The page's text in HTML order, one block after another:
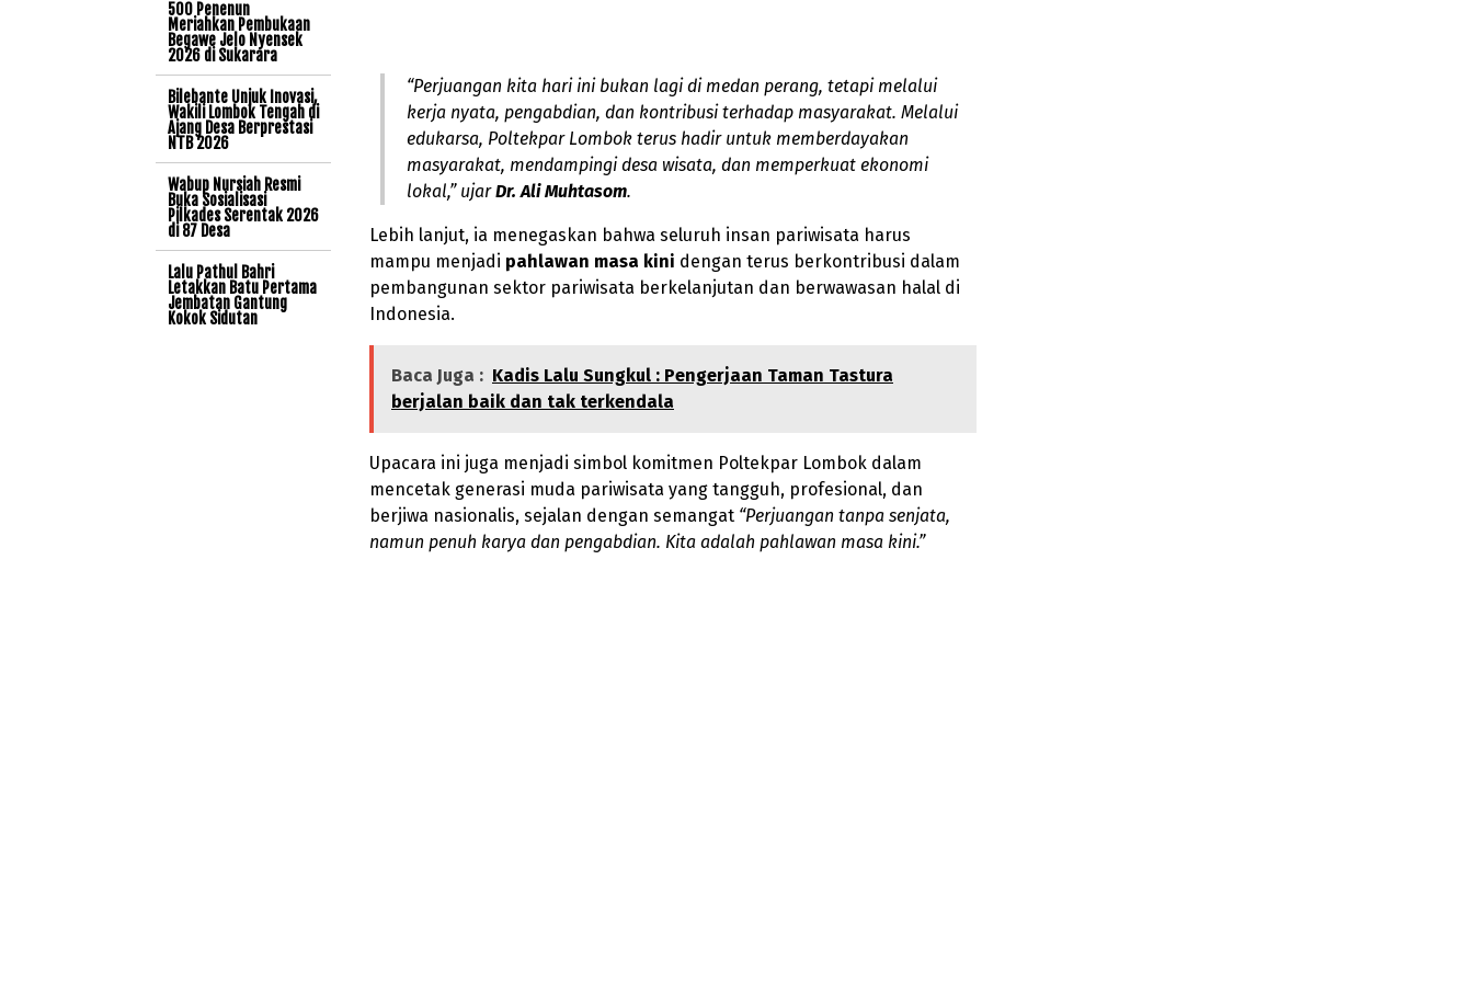
“Perjuangan kita hari ini bukan lagi di medan perang, tetapi melalui
kerja nyata, pengabdian, dan kontribusi terhadap masyarakat. Melalui
edukarsa, Poltekpar Lombok terus hadir untuk memberdayakan
masyarakat, mendampingi desa wisata, dan memperkuat ekonomi
lokal,” ujarDr. Ali Muhtasom.
Lebih lanjut, ia menegaskan bahwa seluruh insan pariwisata harus
mampu menjadi pahlawan masa kini dengan terus berkontribusi dalam
pembangunan sektor pariwisata berkelanjutan dan berwawasan halal di
Indonesia.
Baca Juga : Kadis Lalu Sungkul : Pengerjaan Taman Tastura
berjalan baik dan tak terkendala
Upacara ini juga menjadi simbol komitmen Poltekpar Lombok dalam
mencetak generasi muda pariwisata yang tangguh, profesional, dan
berjiwa nasionalis, sejalan dengan semangat “Perjuangan tanpa senjata,
namun penuh karya dan pengabdian. Kita adalah pahlawan masa kini.”
500 Penenun
Meriahkan Pembukaan
Begawe Jelo Nyensek
2026 di Sukarara
Bilebante Unjuk Inovasi,
Wakili Lombok Tengah di
Ajang Desa Berprestasi
NTB 2026
Wabup Nursiah Resmi
Buka Sosialisasi
Pilkades Serentak 2026
di 87 Desa
Lalu Pathul Bahri
Letakkan Batu Pertama
Jembatan Gantung
Kokok Sidutan